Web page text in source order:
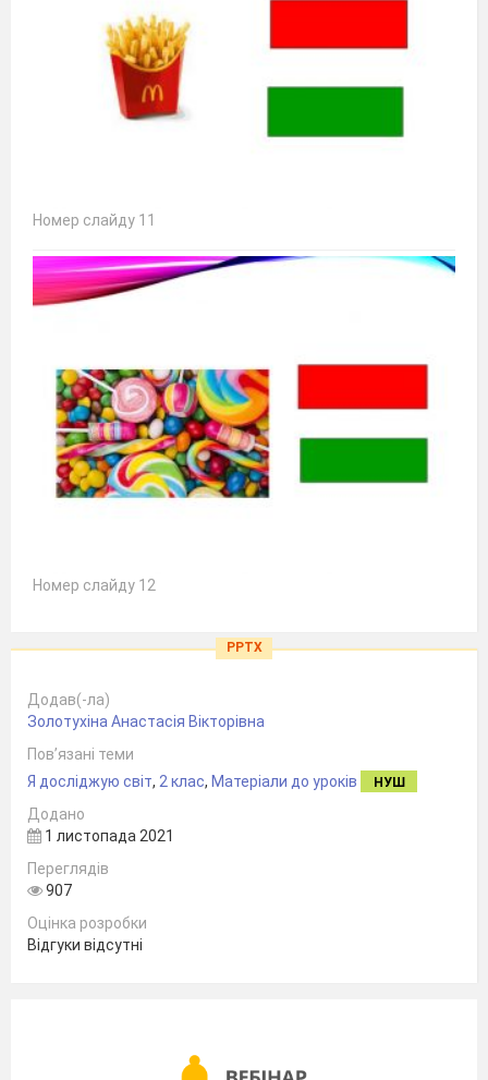
Номер слайду 11
Номер слайду 12
PPTX
Додав(-ла)
Золотухіна Анастасія Вікторівна
Пов’язані теми
Я досліджую світ, 2 клас, Матеріали до уроків НУШ
Додано
1 листопада 2021
Переглядів
907
Оцінка розробки
Відгуки відсутні